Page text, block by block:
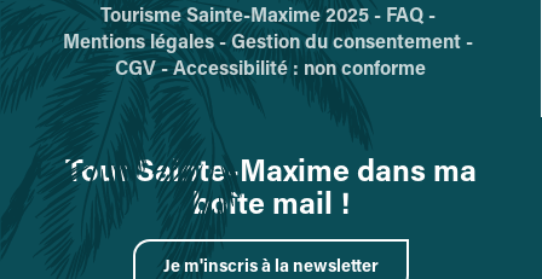
Tourisme Sainte-Maxime 2025 - FAQ -
Mentions légales -Gestion du consentement -
CGV -Accessibilité : non conforme
Tout Sainte-Maxime dans ma
boîte mail !
Je m'inscris à la newsletter